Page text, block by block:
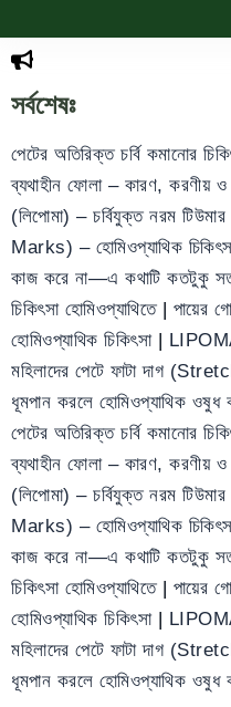
সর্বশেষঃ
পেটের অতিরিক্ত চর্বি কমানোর
ব্যথাহীন ফোলা – কারণ, করণীয় ও
(লিপোমা) – চর্বিযুক্ত নরম টিউমার
Marks) – হোমিওপ্যাথিক
কাজ করে না—এ কথাটি কতটুকু
চিকিৎসা হোমিওপ্যাথিতে | পায়ের
হোমিওপ্যাথিক চিকিৎসা |
মহিলাদের পেটে ফাটা দাগ
ধূমপান করলে হোমিওপ্যাথিক
পেটের অতিরিক্ত চর্বি কমানোর
ব্যথাহীন ফোলা – কারণ, করণীয় ও
(লিপোমা) – চর্বিযুক্ত নরম টিউমার
Marks) – হোমিওপ্যাথিক
কাজ করে না—এ কথাটি কতটুকু
চিকিৎসা হোমিওপ্যাথিতে | পায়ের
হোমিওপ্যাথিক চিকিৎসা |
মহিলাদের পেটে ফাটা দাগ
ধূমপান করলে হোমিওপ্যাথিক